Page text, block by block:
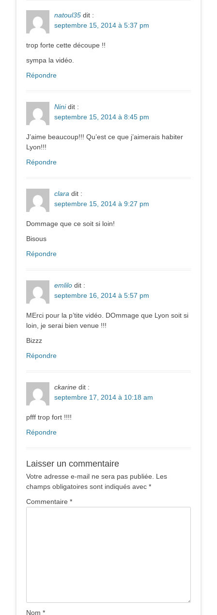
natoul35 dit :
septembre 15, 2014 à 5:37 pm
trop forte cette découpe !!
sympa la vidéo.
Répondre
Nini dit :
septembre 15, 2014 à 8:45 pm
J’aime beaucoup!!! Qu’est ce que j’aimerais habiter
Lyon!!!
Répondre
clara dit :
septembre 15, 2014 à 9:27 pm
Dommage que ce soit si loin!
Bisous
Répondre
emlilo dit :
septembre 16, 2014 à 5:57 pm
MErci pour la p’tite vidéo. DOmmage que Lyon soit si
loin, je serai bien venue !!!
Bizzz
Répondre
ckarine dit :
septembre 17, 2014 à 10:18 am
pfff trop fort !!!!
Répondre
Laisser un commentaire
Votre adresse e-mail ne sera pas publiée.
Les
champs obligatoires sont indiqués avec *
Commentaire *
Nom *